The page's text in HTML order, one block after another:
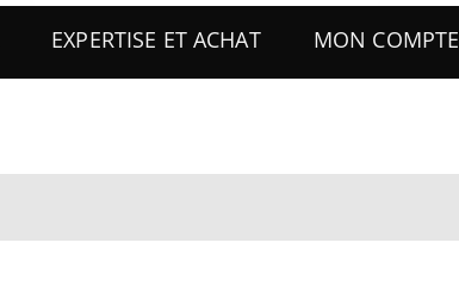
au
contenu
EXPERTISE ET ACHAT MON COMPTE